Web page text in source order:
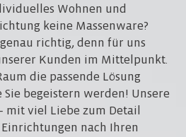
Wohnen und
keine Massenware?
richtig, denn für uns
Kunden im Mittelpunkt.
die passende Lösung
begeistern werden! Unsere
viel Liebe zum Detail
nach Ihren